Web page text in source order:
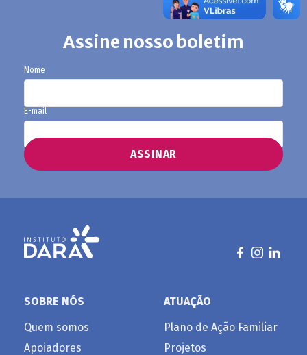
Assine nosso boletim
Nome
E-mail
SOBRE NÓS
Quem somos
Apoiadores
ATUAÇÃO
Plano de Ação Familiar
Projetos